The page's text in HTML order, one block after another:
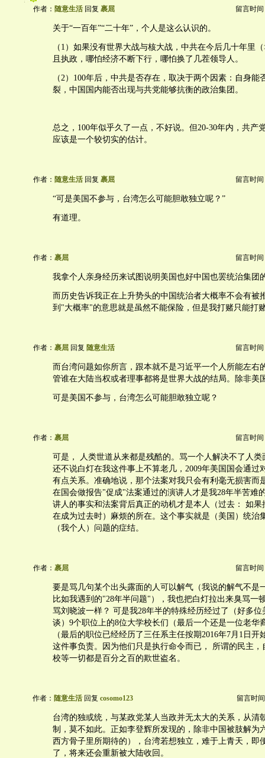
作者： 随意生活 回复 裹屈 留言时间
关于“一百年”“二十年”，个人是这么认识的。
（1）如果没有世界大战与核大战，中共在今后几十年里
且执政，哪怕经济不断下行，哪怕换了几茬领导人。
（2）100年后，中共是否存在，取决于两个因素：自身能
裂，中国国内能否出现与共党能够抗衡的政治集团。
总之，100年似乎久了一点，不好说。但20-30年内，共产
应该是一个较切实的估计。
作者： 随意生活 回复 裹屈 留言时间
“可是美国不参与，台湾怎么可能胆敢独立呢？”
有道理。
作者： 裹屈 留言时间
我拿个人亲身经历来试图说明美国也好中国也罢统治集团
而历史告诉我正在上升势头的中国统治者大概率不会有被
到"大概率"的意思就是虽然不能保险，但是我打赌只能打
作者： 裹屈 回复 随意生活 留言时间
而台湾问题如你所言，跟本就不是习近平一个人所能左右
管谁在大陆当权或者理事都将是世界大战的结局。除非美
可是美国不参与，台湾怎么可能胆敢独立呢？
作者： 裹屈 留言时间
可是， 人类世道从来都是残酷的。骂一个人解决不了人类
还不说白灯在我这件事上不算老几，2009年美国国会通过
有点关系。准确地说，那个法案对我只会有利毫无损害而
在国会做报告"促成"法案通过的演讲人才是我28年半苦难
讲人的事实和法案背后真正的动机才是本人（过去： 如果
在成为过去时）麻烦的所在。这个事实就是（美国）统治
（我个人）问题的症结。
作者： 裹屈 留言时间
要是骂几句某个出头露面的人可以解气（我说的解气不是
比如我遇到的"28年半问题"），我也把白灯拉出来臭骂一
骂刘晓波一样？ 可是我28年半的特殊经历经过了（好多位
谈）9个职位上的8位大学校长们（最后一个还是一位老华
（最后的职位已经经历了三任系主任按期2016年7月1日开
这件事负责。因为他们只是执行命令而已， 所谓的民主，
校等一切都是百分之百的欺世盗名。
作者： 随意生活 回复 cosomo123 留言时
台湾的独或统，与某政党某人当政并无太大的关系，从清
制，莫不如此。正如李登辉所发现的，除非中国被肢解为
西方骨子里所期待的），台湾若想独立，难于上青天，即
了，将来还会重新被大陆收回。